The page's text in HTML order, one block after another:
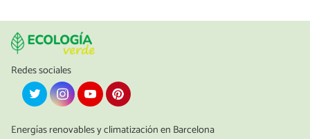
Redes sociales
Energías renovables y climatización en Barcelona